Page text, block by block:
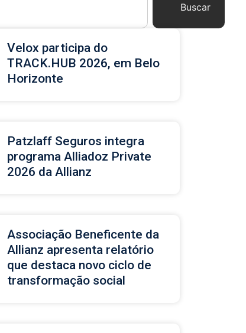
Buscar
Velox participa do
TRACK.HUB 2026, em Belo
Horizonte
Patzlaff Seguros integra
programa Alliadoz Private
2026 da Allianz
Associação Beneficente da
Allianz apresenta relatório
que destaca novo ciclo de
transformação social